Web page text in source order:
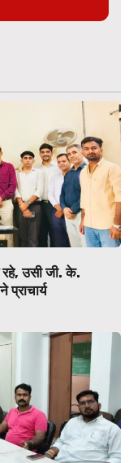
रहे, उसी जी. के.
प्राचार्य